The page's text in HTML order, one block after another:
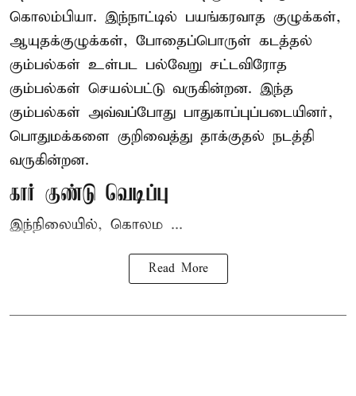
கொலம்பியா. இந்நாட்டில் பயங்கரவாத குழுக்கள்,
ஆயுதக்குழுக்கள், போதைப்பொருள் கடத்தல்
கும்பல்கள் உள்பட பல்வேறு சட்டவிரோத
கும்பல்கள் செயல்பட்டு வருகின்றன. இந்த
கும்பல்கள் அவ்வப்போது பாதுகாப்புப்படையினர்,
பொதுமக்களை குறிவைத்து தாக்குதல் நடத்தி
வருகின்றன.
கார் குண்டு வெடிப்பு
இந்நிலையில், கொலம ...
Read More